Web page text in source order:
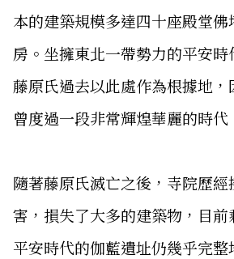
本的建築規模多達四十座殿堂
房。坐擁東北一帶勢力的平安
藤原氏過去以此處作為根據地
曾度過一段非常輝煌華麗的時代
隨著藤原氏滅亡之後，寺院歷經
害，損失了大多的建築物，目
平安時代的伽藍遺址仍幾乎完